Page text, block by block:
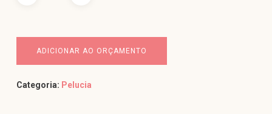
ADICIONAR AO ORÇAMENTO
Categoria: Pelucia